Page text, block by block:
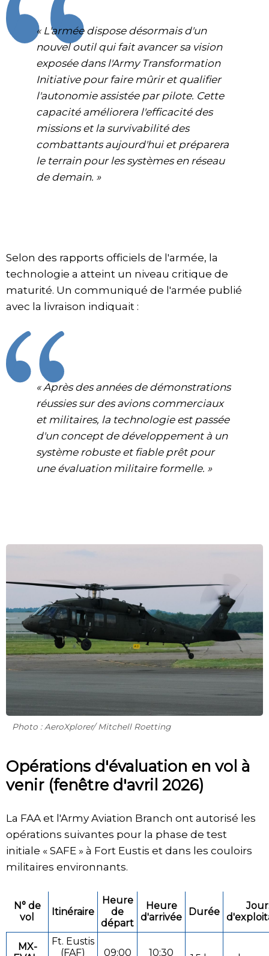
« L'armée dispose désormais d'un
nouvel outil qui fait avancer sa vision
exposée dans l'Army Transformation
Initiative pour faire mûrir et qualifier
l'autonomie assistée par pilote. Cette
capacité améliorera l'efficacité des
missions et la survivabilité des
combattants aujourd'hui et préparera
le terrain pour les systèmes en réseau
de demain. »
Selon des rapports officiels de l'armée, la
technologie a atteint un niveau critique de
maturité. Un communiqué de l'armée publié
avec la livraison indiquait :
« Après des années de démonstrations
réussies sur des avions commerciaux
et militaires, la technologie est passée
d'un concept de développement à un
système robuste et fiable prêt pour
une évaluation militaire formelle. »
Photo : AeroXplorer/ Mitchell Roetting
Opérations d'évaluation en vol à
venir (fenêtre d'avril 2026)
La FAA et l'Army Aviation Branch ont autorisé les
opérations suivantes pour la phase de test
initiale « SAFE » à Fort Eustis et dans les couloirs
militaires environnants.
N° de
vol
Itinéraire
Heure
de
départ
Heure
d'arrivée
Durée
MX-
Ft. Eustis
(FAF)
09:00 10:30